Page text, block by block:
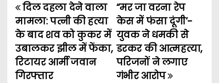
P
o
s
t
“मर जा वरना रेप
केस में फंसा दूंगी’-
युवक ने धमकी से
डरकर की आत्महत्या,
परिजनों ने लगाए
गंभीर आरोप
दिल दहला देने वाला
मामला: पत्नी की हत्या
के बाद शव को कुकर में
उबालकर झील में फेंका,
रिटायर आर्मी जवान
गिरफ्तार